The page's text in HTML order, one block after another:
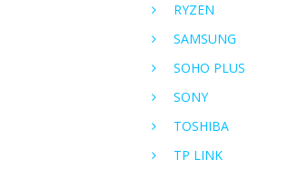
RYZEN
SAMSUNG
SOHO PLUS
SONY
TOSHIBA
TP LINK